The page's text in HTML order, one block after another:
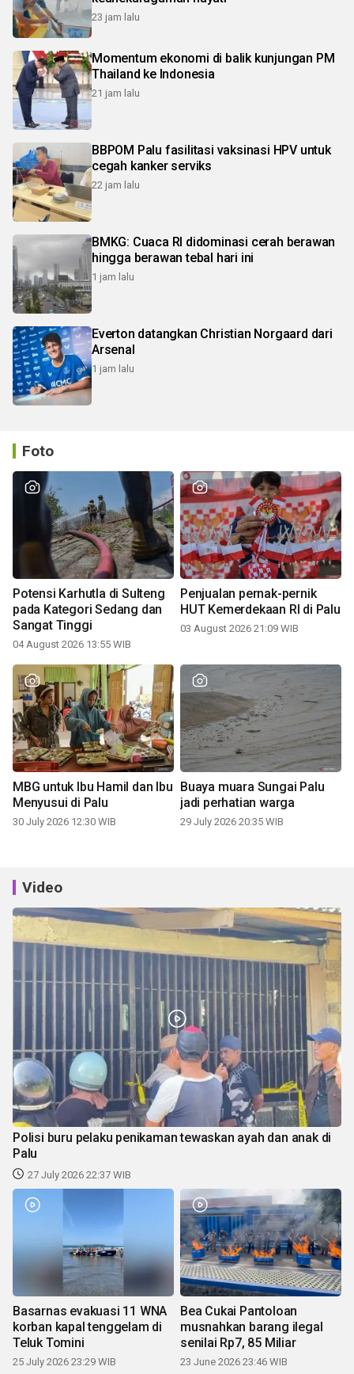
23 jam lalu
Momentum ekonomi di balik kunjungan PM
Thailand ke Indonesia
21 jam lalu
BBPOM Palu fasilitasi vaksinasi HPV untuk
cegah kanker serviks
22 jam lalu
BMKG: Cuaca RI didominasi cerah berawan
hingga berawan tebal hari ini
1 jam lalu
Everton datangkan Christian Norgaard dari
Arsenal
1 jam lalu
Foto
Potensi Karhutla di Sulteng
pada Kategori Sedang dan
Sangat Tinggi
04 August 2026 13:55 WIB
Penjualan pernak-pernik
HUT Kemerdekaan RI di Palu
03 August 2026 21:09 WIB
MBG untuk Ibu Hamil dan Ibu
Menyusui di Palu
30 July 2026 12:30 WIB
Buaya muara Sungai Palu
jadi perhatian warga
29 July 2026 20:35 WIB
Video
Polisi buru pelaku penikaman tewaskan ayah dan anak di
Palu
27 July 2026 22:37 WIB
Basarnas evakuasi 11 WNA
korban kapal tenggelam di
Teluk Tomini
25 July 2026 23:29 WIB
Bea Cukai Pantoloan
musnahkan barang ilegal
senilai Rp7, 85 Miliar
23 June 2026 23:46 WIB